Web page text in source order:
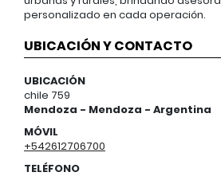
personalizado en cada operación.
UBICACIÓN Y CONTACTO
UBICACIÓN
chile 759
Mendoza - Mendoza - Argentina
MÓVIL
+542612706700
TELÉFONO